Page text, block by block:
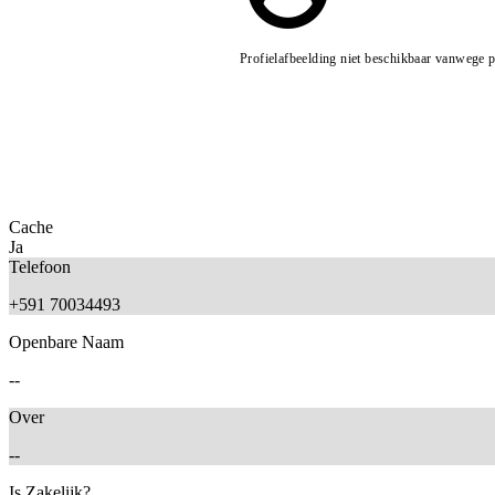
Profielafbeelding niet beschikbaar vanwege
Cache
Ja
Telefoon
+591 70034493
Openbare Naam
--
Over
--